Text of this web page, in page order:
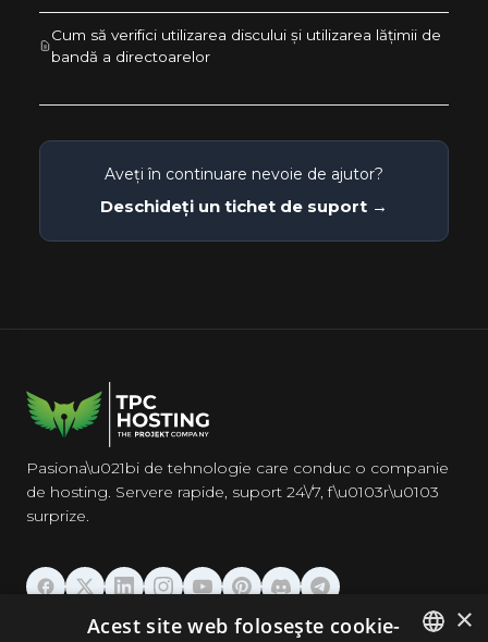
Cum să verifici utilizarea discului și utilizarea lățimii de
bandă a directoarelor
Aveți în continuare nevoie de ajutor?
Deschideți un tichet de suport →
Pasiona\u021bi de tehnologie care conduc o companie
de hosting. Servere rapide, suport 24\/7, f\u0103r\u0103
surprize.
GĂZDUIRE ×
Acest site web folosește cookie-